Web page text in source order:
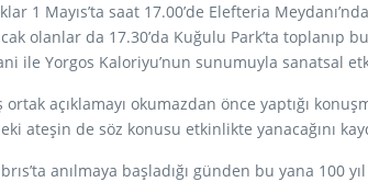
1 Mayıs’ta saat 17.00’de Elefteria
olanlar da 17.30’da Kuğulu Park’ta
ile Yorgos Kaloriyu’nun sunumuyla sanatsal
ortak açıklamayı okumazdan önce yaptığı
ateşin de söz konusu etkinlikte yanacağını
anılmaya başladığı günden bu yana